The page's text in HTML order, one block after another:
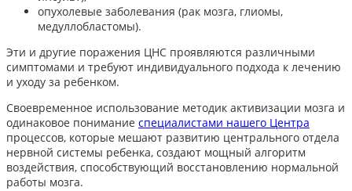
опухолевые заболевания (рак мозга, глиомы,
медуллобластомы).
Эти и другие поражения ЦНС проявляются различными
симптомами и требуют индивидуального подхода к лечению
и уходу за ребенком.
Своевременное использование методик активизации мозга и
одинаковое понимание специалистами нашего Центра
процессов, которые мешают развитию центрального отдела
нервной системы ребенка, создают мощный алгоритм
воздействия, способствующий восстановлению нормальной
работы мозга.